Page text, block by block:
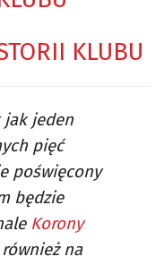
KLUBU
jak jeden
pięć
poświęcony
będzie
Korony
na